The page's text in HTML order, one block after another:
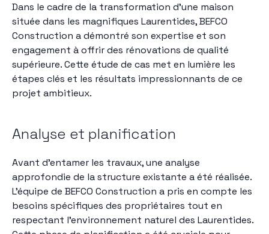
Dans le cadre de la transformation d'une maison
située dans les magnifiques Laurentides, BEFCO
Construction a démontré son expertise et son
engagement à offrir des rénovations de qualité
supérieure. Cette étude de cas met en lumière les
étapes clés et les résultats impressionnants de ce
projet ambitieux.
Analyse et planification
Avant d'entamer les travaux, une analyse
approfondie de la structure existante a été réalisée.
L'équipe de BEFCO Construction a pris en compte les
besoins spécifiques des propriétaires tout en
respectant l'environnement naturel des Laurentides.